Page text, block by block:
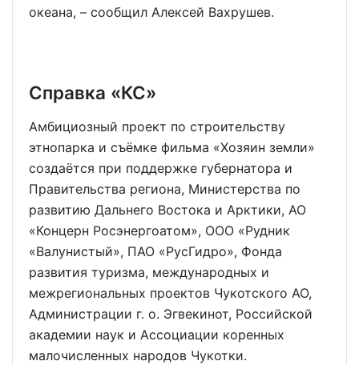
океана, – сообщил Алексей Вахрушев.
Справка «КС»
Амбициозный проект по строительству
этнопарка и съёмке фильма «Хозяин земли»
создаётся при поддержке губернатора и
Правительства региона, Министерства по
развитию Дальнего Востока и Арктики, АО
«Концерн Росэнергоатом», ООО «Рудник
«Валунистый», ПАО «РусГидро», Фонда
развития туризма, международных и
межрегиональных проектов Чукотского АО,
Администрации г. о. Эгвекинот, Российской
академии наук и Ассоциации коренных
малочисленных народов Чукотки.